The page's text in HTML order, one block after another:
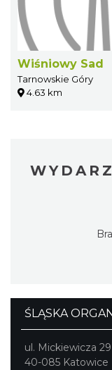
Wiśniowy Sad
Tarnowskie Góry
4.63 km
ŚLĄSKA
ul. Mickiewicza 29
40-085 Katowice